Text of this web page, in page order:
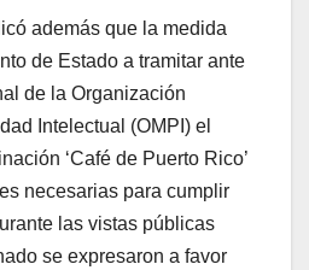
además que la medida
de Estado a tramitar ante
de la Organización
Intelectual (OMPI) el
‘Café de Puerto Rico’
necesarias para cumplir
las vistas públicas
se expresaron a favor